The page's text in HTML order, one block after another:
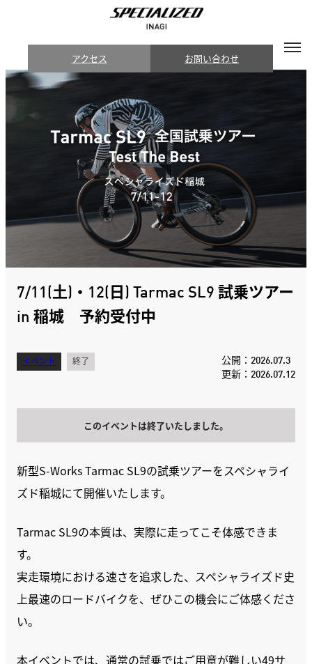
アクセス お問い合わせ
7/11(土)・12(日) Tarmac SL9 試乗ツアー
in 稲城 予約受付中
イベント 終了
公開：2026.07.3
更新：2026.07.12
このイベントは終了いたしました。
新型S-Works Tarmac SL9の試乗ツアーをスペシャライ
ズド稲城にて開催いたします。
Tarmac SL9の本質は、実際に走ってこそ体感できま
す。
実走環境における速さを追求した、スペシャライズド史
上最速のロードバイクを、ぜひこの機会にご体感くださ
い。
本イベントでは、通常の試乗ではご用意が難しい49サ